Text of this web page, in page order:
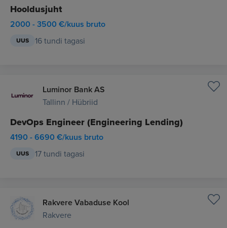
Hooldusjuht
2000 - 3500 €/kuus bruto
UUS 16 tundi tagasi
Luminor Bank AS
Tallinn / Hübriid
DevOps Engineer (Engineering Lending)
4190 - 6690 €/kuus bruto
UUS 17 tundi tagasi
Rakvere Vabaduse Kool
Rakvere